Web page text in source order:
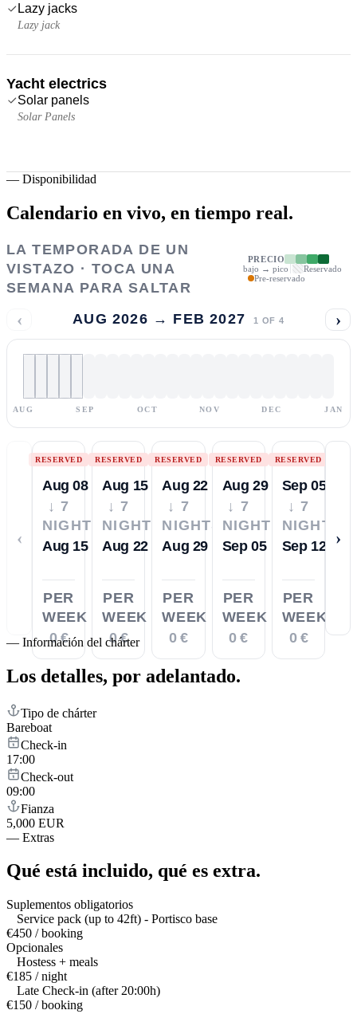
Lazy jacks
Lazy jack
Yacht electrics
Solar panels
Solar Panels
— Disponibilidad
Calendario en vivo, en tiempo real.
LA TEMPORADA DE UN
VISTAZO · TOCA UNA
SEMANA PARA SALTAR
PRECIO
bajo → pico
Reservado
Pre-reservado
‹ AUG 2026 → FEB 2027 1 OF 4 ›
AUG SEP OCT NOV DEC JAN
‹
RESERVED
Aug 08
↓ 7
NIGHTS
Aug 15
PER
WEEK
0 €
RESERVED
Aug 15
↓ 7
NIGHTS
Aug 22
PER
WEEK
0 €
RESERVED
Aug 22
↓ 7
NIGHTS
Aug 29
PER
WEEK
0 €
RESERVED
Aug 29
↓ 7
NIGHTS
Sep 05
PER
WEEK
0 €
RESERVED
Sep 05
↓ 7
NIGHTS
Sep 12
PER
WEEK
0 €
›
— Información del chárter
Los detalles, por adelantado.
Tipo de chárter
Bareboat
Check-in
17:00
Check-out
09:00
Fianza
5,000 EUR
— Extras
Qué está incluido, qué es extra.
Suplementos obligatorios
Service pack (up to 42ft) - Portisco base
€450 / booking
Opcionales
Hostess + meals
€185 / night
Late Check-in (after 20:00h)
€150 / booking